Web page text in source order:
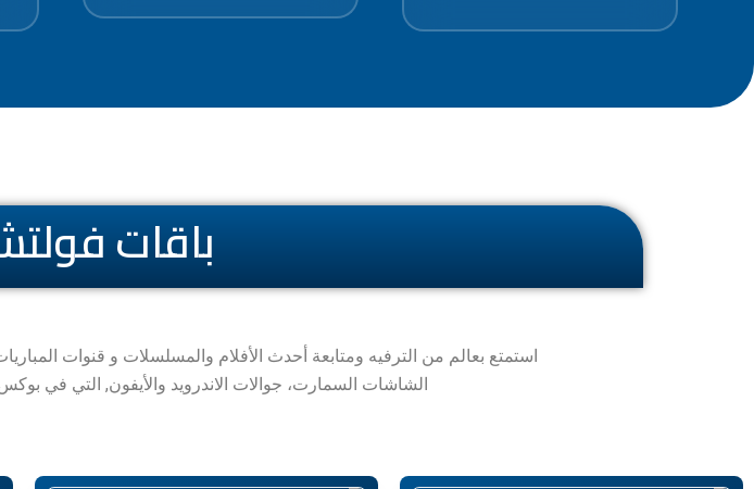
باقات
استمتع بعالم من الترفيه ومتابعة أحدث الأفلام والمسلسلات و قنوات
الشاشات السمارت، جوالات الاندرويد والأيفون, التي في بوكس,